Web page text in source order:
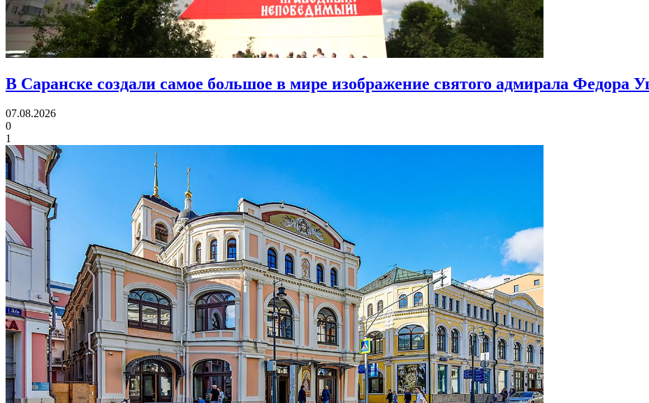
В Саранске создали самое большое в мире изображение святого адмирала Федора
07.08.2026
0
1